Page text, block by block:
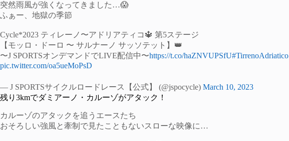
突然雨風が強くなってきました…😱
ふぁー、地獄の季節
Cycle*2023 ティレーノ〜アドリアティコ🔱 第5ステージ
【モッロ・ドーロ 〜 サルナーノ サッソテット】👑
〜J SPORTSオンデマンドでLIVE配信中〜https://t.co/haZNVUPSfU#TirrenoAdriatico
pic.twitter.com/oa5ueMoPsD
— J SPORTSサイクルロードレース【公式】 (@jspocycle) March 10, 2023
残り3kmでダミアーノ・カルーゾがアタック！
カルーゾのアタックを追うエースたち
おそろしい強風と牽制で見たこともないスローな映像に…